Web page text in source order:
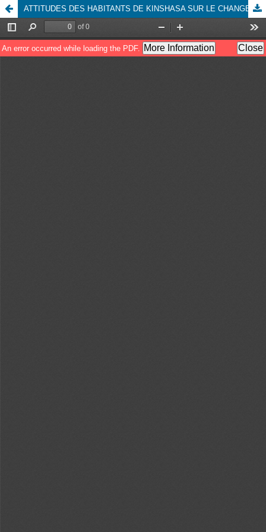
ATTITUDES DES HABITANTS DE KINSHASA SUR LE CHANGEMENT CLIMATIQUE